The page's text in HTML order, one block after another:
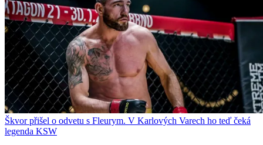
Škvor přišel o odvetu s Fleurym. V Karlových Varech ho teď čeká
legenda KSW